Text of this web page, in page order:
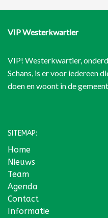
VIP Westerkwartier
VIP! Westerkwartier,
Schans, is er voor iedereen
doen en woont in de
SITEMAP:
Home
Nieuws
Team
Agenda
Contact
Informatie